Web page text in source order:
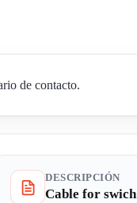
de contacto.
DESCRIPCIÓN
Cable for swich